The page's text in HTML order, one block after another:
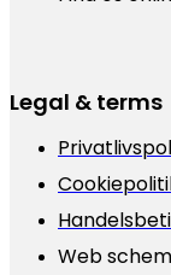
Legal & terms
Web